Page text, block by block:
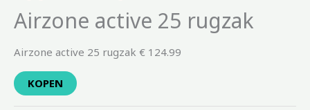
Airzone active 25 rugzak
Airzone active 25 rugzak € 124.99
KOPEN